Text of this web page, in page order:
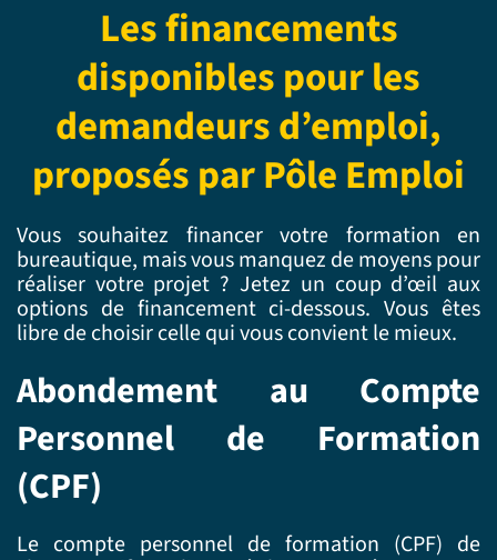
Les financements
disponibles pour les
demandeurs d’emploi,
proposés par Pôle Emploi
Vous souhaitez financer votre formation en
bureautique, mais vous manquez de moyens pour
réaliser votre projet ? Jetez un coup d’œil aux
options de financement ci-dessous. Vous êtes
libre de choisir celle qui vous convient le mieux.
Abondement au Compte
Personnel de Formation
(CPF)
Le compte personnel de formation (CPF) de